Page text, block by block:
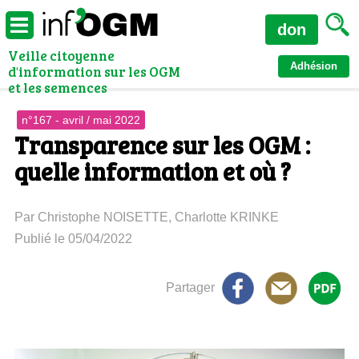
Veille citoyenne
d'information sur les OGM
et les semences
Adhésion
don
n°167 - avril / mai 2022
Transparence sur les OGM :
quelle information et où ?
Par Christophe NOISETTE, Charlotte KRINKE
Publié le 05/04/2022
Partager